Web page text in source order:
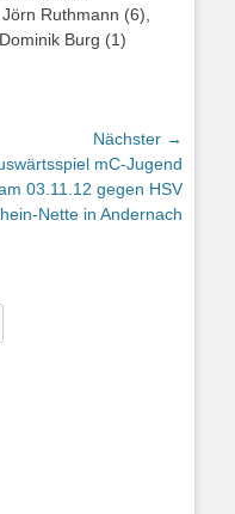
Ruthmann (6),
Burg (1)
Nächster →
mC-Jugend
03.11.12 gegen HSV
Nette in Andernach